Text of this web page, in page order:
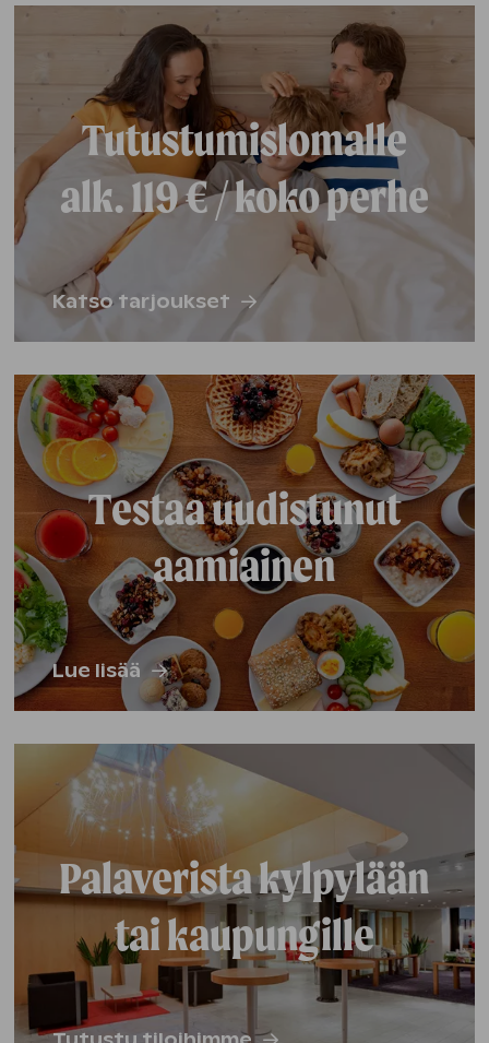
Tutustumislomalle
alk. 119 € / koko perhe
Katso tarjoukset
Testaa uudistunut
aamiainen
Lue lisää
Palaverista kylpylään
tai kaupungille